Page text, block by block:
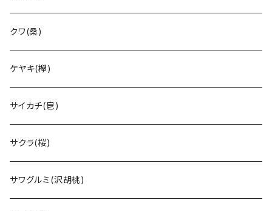
クワ(桑)
ケヤキ(欅)
サイカチ(皀)
サクラ(桜)
サワグルミ(沢胡桃)